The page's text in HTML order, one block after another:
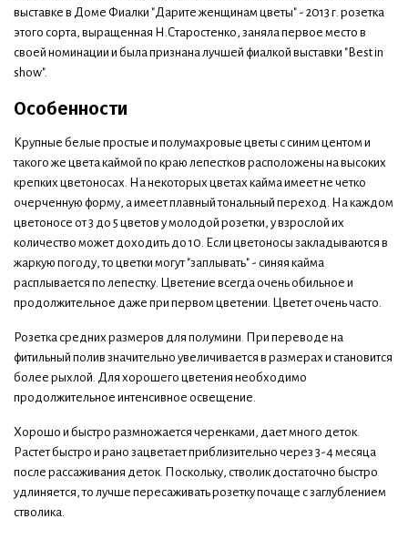
выставке в Доме Фиалки "Дарите женщинам цветы" - 2013 г. розетка
этого сорта, выращенная Н.Старостенко, заняла первое место в
своей номинации и была признана лучшей фиалкой выставки "Best in
show".
Особенности
Крупные белые простые и полумахровые цветы с синим центом и
такого же цвета каймой по краю лепестков расположены на высоких
крепких цветоносах. На некоторых цветах кайма имеет не четко
очерченную форму, а имеет плавный тональный переход. На каждом
цветоносе от 3 до 5 цветов у молодой розетки, у взрослой их
количество может доходить до 10. Если цветоносы закладываются в
жаркую погоду, то цветки могут "заплывать" - синяя кайма
расплывается по лепестку. Цветение всегда очень обильное и
продолжительное даже при первом цветении. Цветет очень часто.
Розетка средних размеров для полумини. При переводе на
фитильный полив значительно увеличивается в размерах и становится
более рыхлой. Для хорошего цветения необходимо
продолжительное интенсивное освещение.
Хорошо и быстро размножается черенками, дает много деток.
Растет быстро и рано зацветает приблизительно через 3-4 месяца
после рассаживания деток. Поскольку, стволик достаточно быстро
удлиняется, то лучше пересаживать розетку почаще с заглублением
стволика.